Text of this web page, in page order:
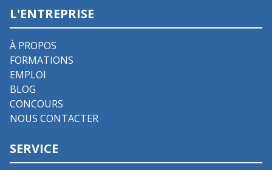
L'ENTREPRISE
À PROPOS
FORMATIONS
EMPLOI
BLOG
CONCOURS
NOUS CONTACTER
SERVICE